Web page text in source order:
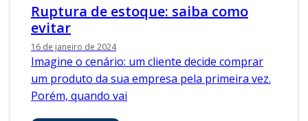
Ruptura de estoque: saiba como
evitar
16 de janeiro de 2024
Imagine o cenário: um cliente decide comprar
um produto da sua empresa pela primeira vez.
Porém, quando vai